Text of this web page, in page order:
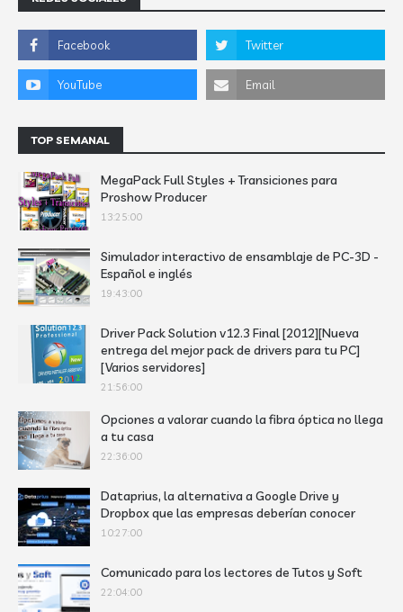
TOP SEMANAL
MegaPack Full Styles + Transiciones para
Proshow Producer
13:25:00
Simulador interactivo de ensamblaje de PC-3D -
Español e inglés
19:43:00
Driver Pack Solution v12.3 Final [2012][Nueva
entrega del mejor pack de drivers para tu PC]
[Varios servidores]
21:56:00
Opciones a valorar cuando la fibra óptica no llega
a tu casa
22:36:00
Dataprius, la alternativa a Google Drive y
Dropbox que las empresas deberían conocer
10:27:00
Comunicado para los lectores de Tutos y Soft
22:04:00